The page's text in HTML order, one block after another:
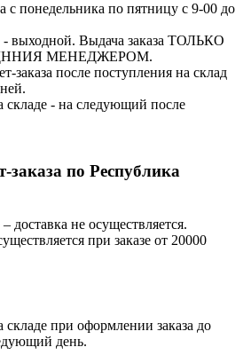
с понедельника по пятницу с 9-00 до
- выходной. Выдача заказа ТОЛЬКО
МЕНЕДЖЕРОМ.
заказа после поступления на склад
складе - на следующий после
заказа по Республика
доставка не осуществляется.
при заказе от 20000
при оформлении заказа до
день.